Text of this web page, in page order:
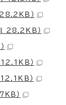
）
28.2KB）
）
）
）